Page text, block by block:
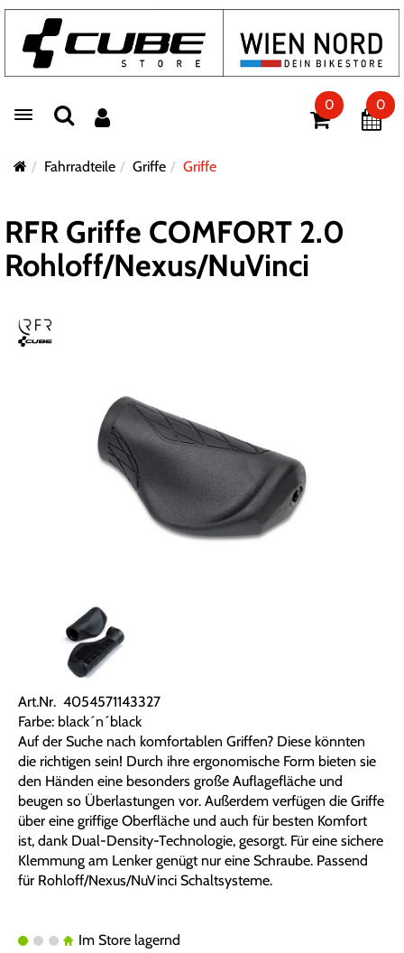
Toggle navigation
0 0
Fahrradteile Griffe Griffe
RFR Griffe COMFORT 2.0
Rohloff/Nexus/NuVinci
Art.Nr. 4054571143327
Farbe: black´n´black
Auf der Suche nach komfortablen Griffen? Diese könnten
die richtigen sein! Durch ihre ergonomische Form bieten sie
den Händen eine besonders große Auflagefläche und
beugen so Überlastungen vor. Außerdem verfügen die Griffe
über eine griffige Oberfläche und auch für besten Komfort
ist, dank Dual-Density-Technologie, gesorgt. Für eine sichere
Klemmung am Lenker genügt nur eine Schraube. Passend
für Rohloff/Nexus/NuVinci Schaltsysteme.
Im Store lagernd